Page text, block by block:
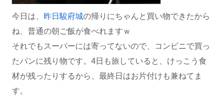
今日は、 昨日駿府城の帰りにちゃんと買い物できたから
ね、普通の朝ご飯が食べれますｗ
それでもスーパーには寄ってないので、コンビニで買っ
たパンに残り物です。4日も旅していると、けっこう食
材が残ったりするから、最終日はお片付けも兼ねてま
す。